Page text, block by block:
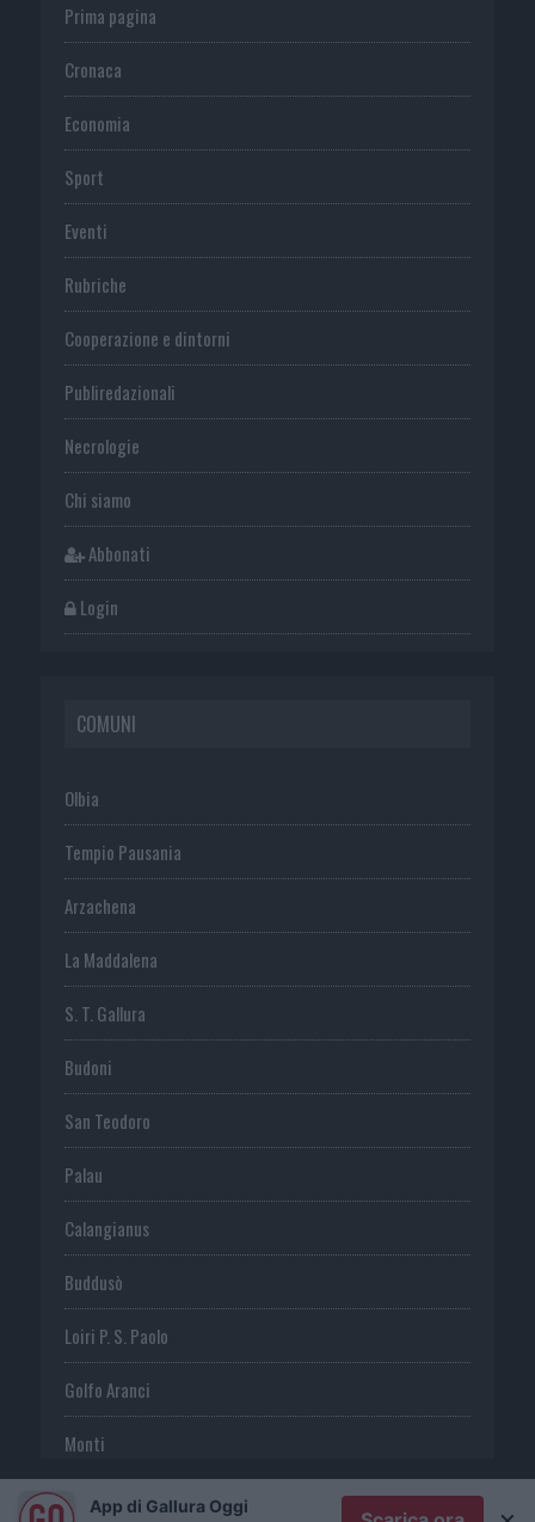
Prima pagina
Cronaca
Economia
Sport
Eventi
Rubriche
Cooperazione e dintorni
Publiredazionali
Necrologie
Chi siamo
Abbonati
Login
COMUNI
Olbia
Tempio Pausania
Arzachena
La Maddalena
S. T. Gallura
Budoni
San Teodoro
Palau
Calangianus
Buddusò
Loiri P. S. Paolo
Golfo Aranci
Monti
TeltiApp di Gallura Oggi